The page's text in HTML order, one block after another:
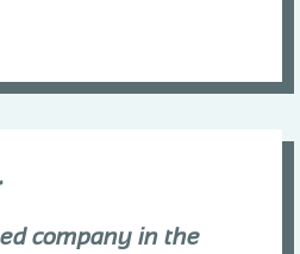
company in the